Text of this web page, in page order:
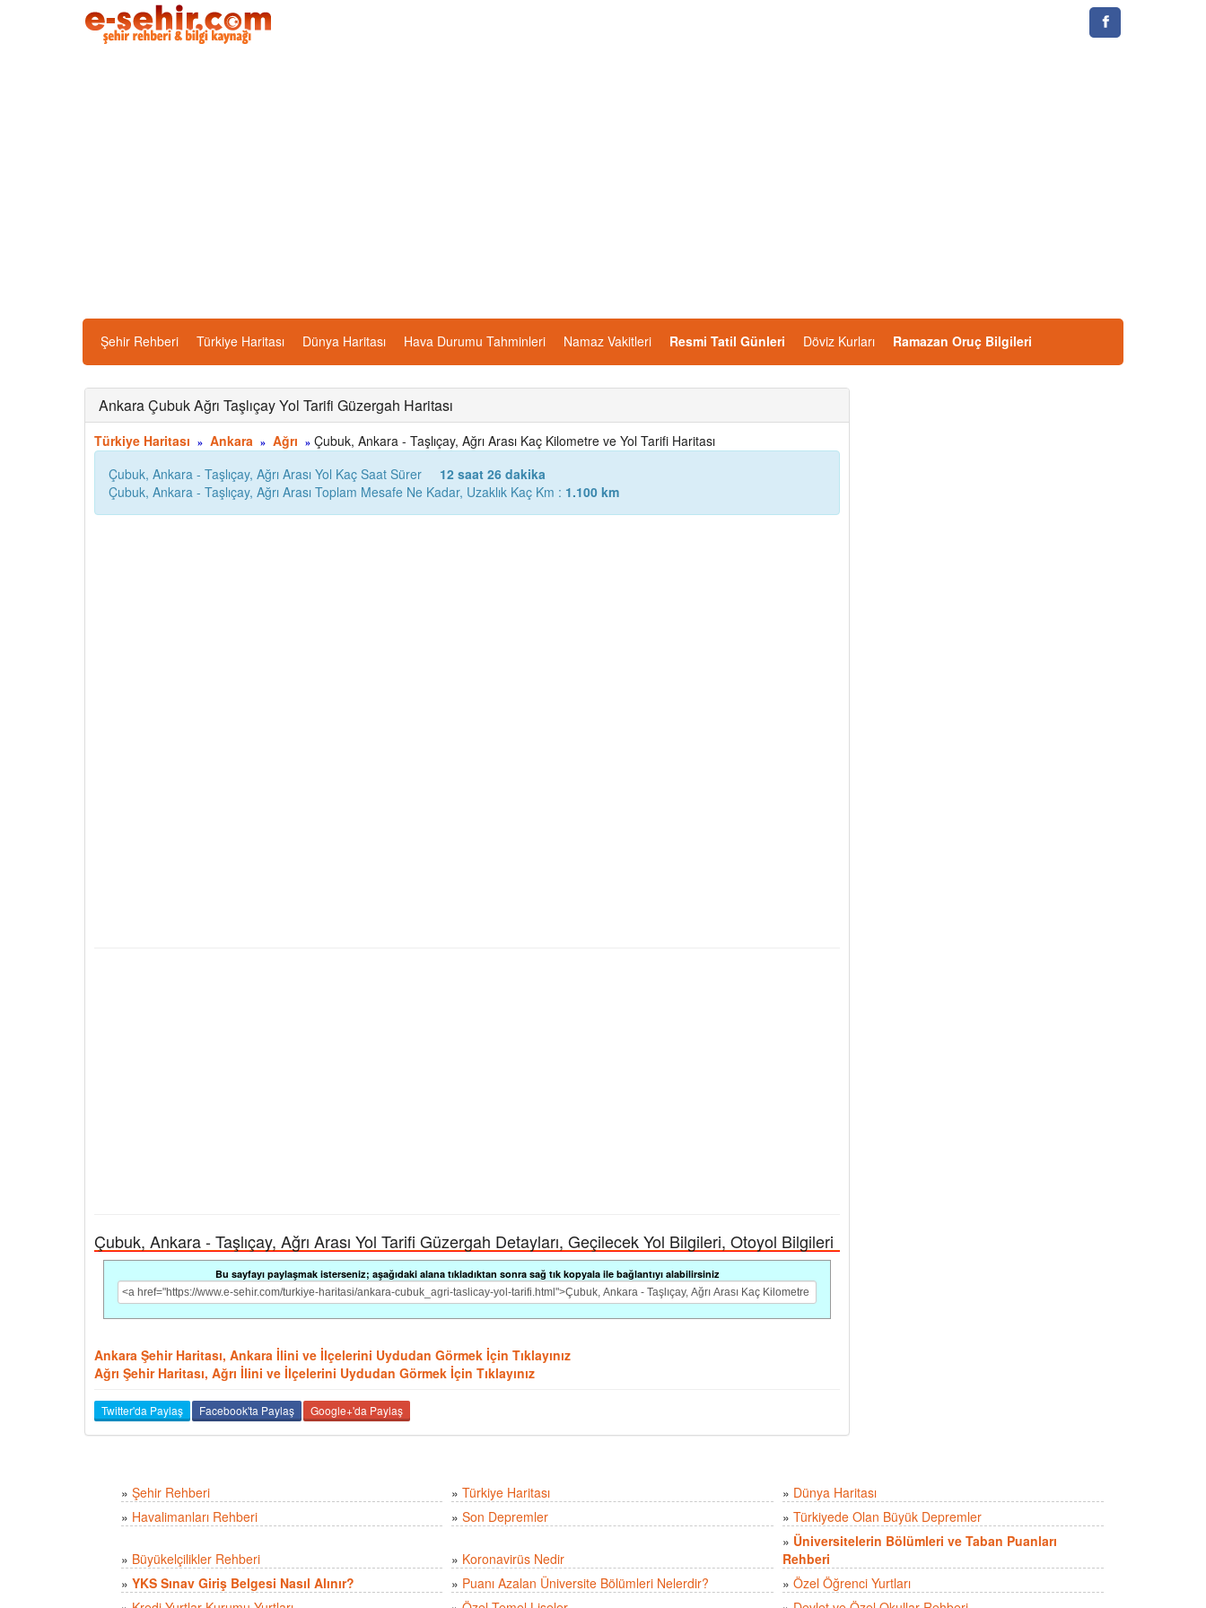
Şehir Rehberi Türkiye Haritası Dünya Haritası Hava Durumu Tahminleri Namaz Vakitleri Resmi Tatil Günleri Döviz Kurları Ramazan Oruç Bilgileri
Ankara Çubuk Ağrı Taşlıçay Yol Tarifi Güzergah Haritası
Türkiye Haritası » Ankara » Ağrı » Çubuk, Ankara - Taşlıçay, Ağrı Arası Kaç Kilometre ve Yol Tarifi Haritası
Çubuk, Ankara - Taşlıçay, Ağrı Arası Yol Kaç Saat Sürer
12 saat 26 dakika
Çubuk, Ankara - Taşlıçay, Ağrı Arası Toplam Mesafe Ne Kadar, Uzaklık Kaç Km : 1.100 km
Çubuk, Ankara - Taşlıçay, Ağrı Arası Yol Tarifi Güzergah Detayları, Geçilecek Yol Bilgileri, Otoyol Bilgileri
Bu sayfayı paylaşmak isterseniz; aşağıdaki alana tıkladıktan sonra sağ tık kopyala ile bağlantıyı alabilirsiniz
Ankara Şehir Haritası, Ankara İlini ve İlçelerini Uydudan Görmek İçin Tıklayınız
Ağrı Şehir Haritası, Ağrı İlini ve İlçelerini Uydudan Görmek İçin Tıklayınız
Twitter'da Paylaş Facebook'ta Paylaş Google+'da Paylaş
» Şehir Rehberi » Türkiye Haritası » Dünya Haritası
» Havalimanları Rehberi » Son Depremler » Türkiyede Olan Büyük Depremler
» Büyükelçilikler Rehberi » Koronavirüs Nedir
» Üniversitelerin Bölümleri ve Taban Puanları
Rehberi
» YKS Sınav Giriş Belgesi Nasıl Alınır? » Puanı Azalan Üniversite Bölümleri Nelerdir? » Özel Öğrenci Yurtları